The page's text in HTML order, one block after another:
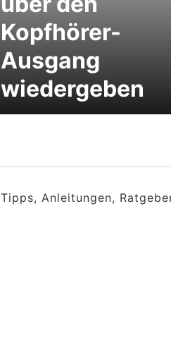
Kopfhörer-
Ausgang
wiedergeben
Tipps, Anleitungen,